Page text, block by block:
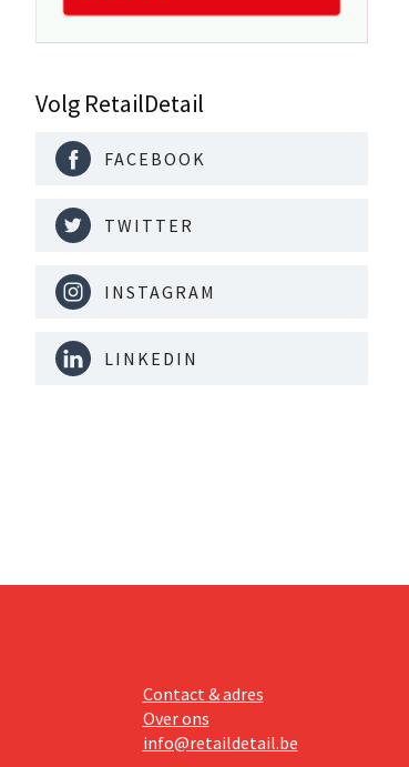
Volg RetailDetail
FACEBOOK
TWITTER
INSTAGRAM
LINKEDIN
Contact & adres
Over ons
info@retaildetail.be